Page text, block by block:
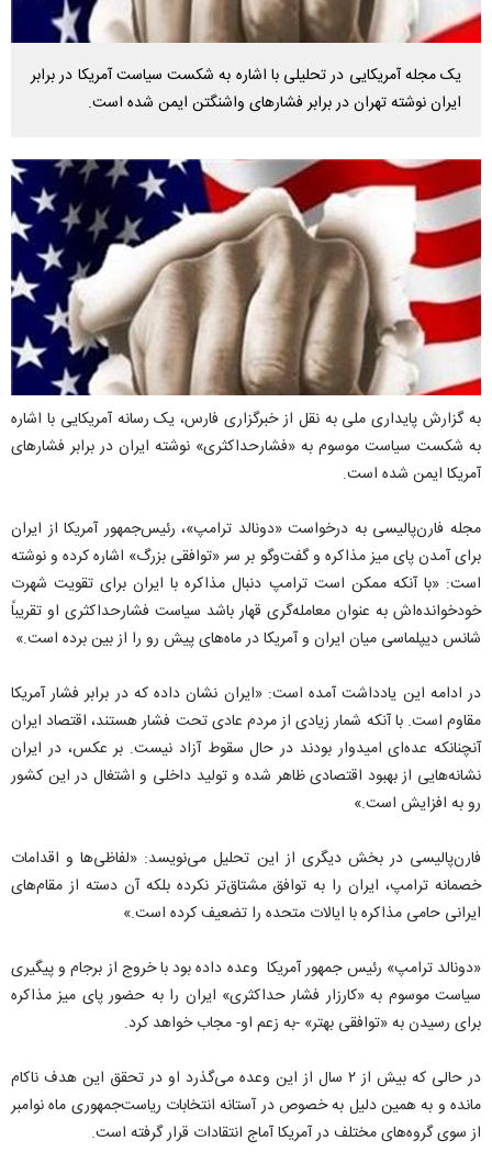
یک مجله آمریکایی در تحلیلی با اشاره به شکست سیاست آمریکا در برابر
ایران نوشته تهران در برابر فشارهای واشنگتن ایمن شده است.
به گزارش پایداری ملی به نقل از خبرگزاری فارس، یک رسانه آمریکایی با اشاره
به شکست سیاست موسوم به «فشارحداکثری» نوشته ایران در برابر فشارهای
آمریکا ایمن شده است.
مجله فارن‌پالیسی به درخواست «دونالد ترامپ»، رئیس‌جمهور آمریکا از ایران
برای آمدن پای میز مذاکره و گفت‌وگو بر سر «توافقی بزرگ» اشاره کرده و نوشته
است: «با آنکه ممکن است ترامپ دنبال مذاکره با ایران برای تقویت شهرت
خودخوانده‌اش به عنوان معامله‌گری قهار باشد سیاست فشارحداکثری او تقریباً
شانس دیپلماسی میان ایران و آمریکا در ماه‌های پیش رو را از بین برده است.»
در ادامه این یادداشت آمده است: «ایران نشان داده که در برابر فشار آمریکا
مقاوم است. با آنکه شمار زیادی از مردم عادی تحت فشار هستند، اقتصاد ایران
آنچنانکه عده‌ای امیدوار بودند در حال سقوط آزاد نیست. بر عکس، در ایران
نشانه‌هایی از بهبود اقتصادی ظاهر شده و تولید داخلی و اشتغال در این کشور
رو به افزایش است.»
فارن‌پالیسی در بخش دیگری از این تحلیل می‌نویسد: «لفاظی‌ها و اقدامات
خصمانه ترامپ، ایران را به توافق مشتاق‌تر نکرده بلکه آن دسته از مقام‌های
ایرانی حامی مذاکره با ایالات متحده را تضعیف کرده است.»
«دونالد ترامپ» رئیس جمهور آمریکا وعده داده بود با خروج از برجام و پیگیری
سیاست موسوم به «کارزار فشار حداکثری» ایران را به حضور پای میز مذاکره
برای رسیدن به «توافقی بهتر» -به زعم او- مجاب خواهد کرد.
در حالی که بیش از ۲ سال از این وعده می‌گذرد او در تحقق این هدف ناکام
مانده و به همین دلیل به خصوص در آستانه انتخابات ریاست‌جمهوری ماه نوامبر
از سوی گروه‌های مختلف در آمریکا آماج انتقادات قرار گرفته است.